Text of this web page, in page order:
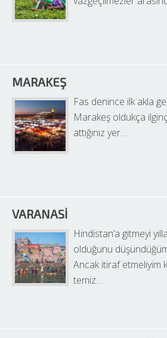
MARAKEŞ
Fas denince ilk akla
Marakeş oldukça ilginç
attığınız yer…
VARANASI
Hindistan’a gitmeyi
olduğunu
Ancak itiraf etmeliyim
temiz…